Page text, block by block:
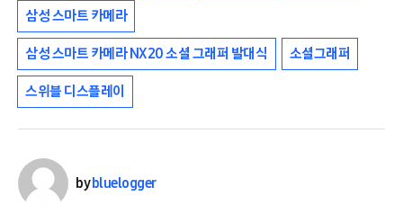
삼성 스마트 카메라
삼성 스마트 카메라 NX20 소셜 그래퍼 발대식 소셜그래퍼
스위블 디스플레이
bybluelogger